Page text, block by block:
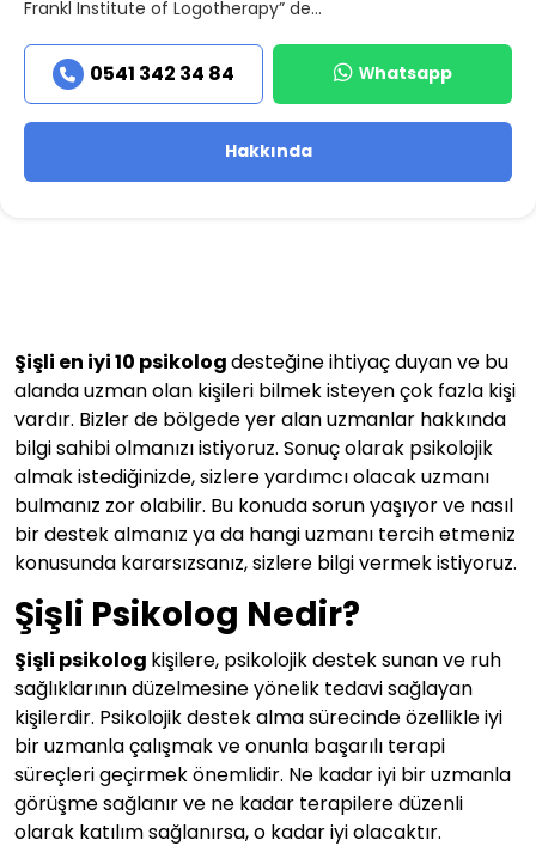
Frankl Institute of Logotherapy” de...
0541 342 34 84 Whatsapp
Hakkında
Şişli en iyi 10 psikolog desteğine ihtiyaç duyan ve bu
alanda uzman olan kişileri bilmek isteyen çok fazla kişi
vardır. Bizler de bölgede yer alan uzmanlar hakkında
bilgi sahibi olmanızı istiyoruz. Sonuç olarak psikolojik
almak istediğinizde, sizlere yardımcı olacak uzmanı
bulmanız zor olabilir. Bu konuda sorun yaşıyor ve nasıl
bir destek almanız ya da hangi uzmanı tercih etmeniz
konusunda kararsızsanız, sizlere bilgi vermek istiyoruz.
Şişli Psikolog Nedir?
Şişli psikolog kişilere, psikolojik destek sunan ve ruh
sağlıklarının düzelmesine yönelik tedavi sağlayan
kişilerdir. Psikolojik destek alma sürecinde özellikle iyi
bir uzmanla çalışmak ve onunla başarılı terapi
süreçleri geçirmek önemlidir. Ne kadar iyi bir uzmanla
görüşme sağlanır ve ne kadar terapilere düzenli
olarak katılım sağlanırsa, o kadar iyi olacaktır.